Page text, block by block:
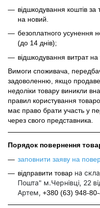
відшкодування коштів за
на новий.
безоплатного усунення
(до 14 днів);
відшкодування витрат на
Вимоги споживача,
задоволенню, якщо
недоліки товару виникли
правил користування
має право брати участь у
через свого представника.
Порядок повернення
заповнити заяву на
відправити товар на
Пошта" м.Чернівці, 22
Артем, +380 (63) 948-